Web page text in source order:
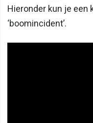
Hieronder kun je een
‘boomincident’.